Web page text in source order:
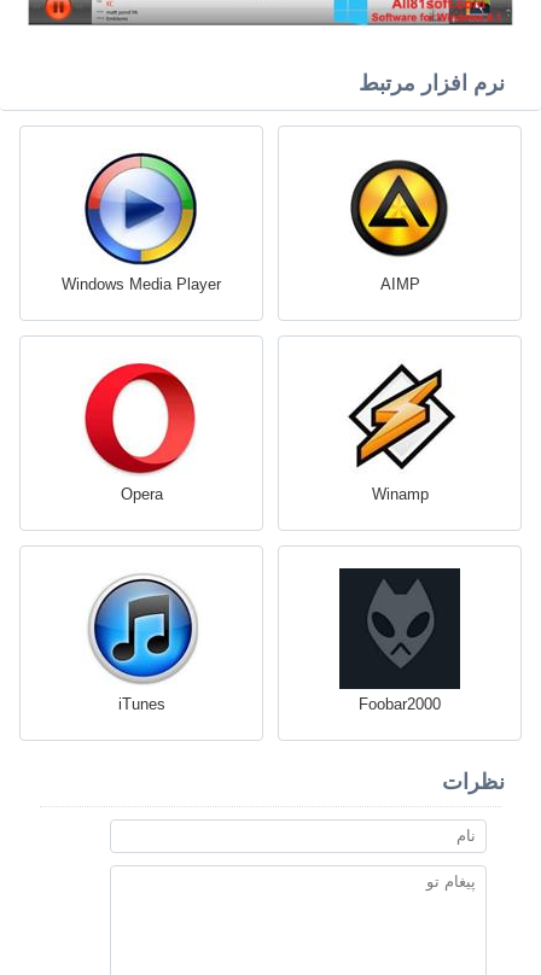
نرم افزار مرتبط
AIMP
Windows Media Player
Winamp
Opera
Foobar2000
iTunes
نظرات